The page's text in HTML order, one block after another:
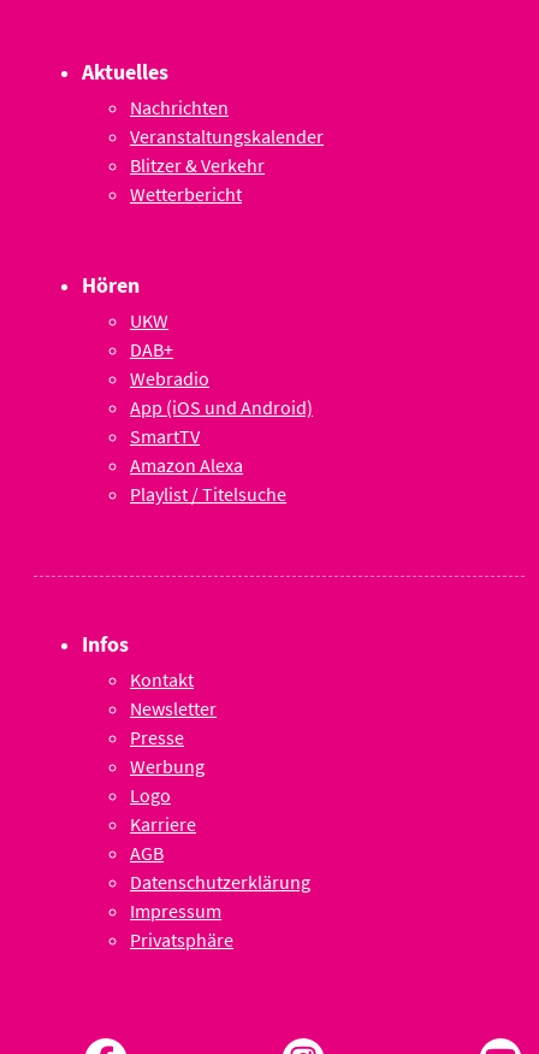
Aktuelles
Nachrichten
Veranstaltungskalender
Blitzer & Verkehr
Wetterbericht
Hören
UKW
DAB+
Webradio
App (iOS und Android)
SmartTV
Amazon Alexa
Playlist / Titelsuche
Infos
Kontakt
Newsletter
Presse
Werbung
Logo
Karriere
AGB
Datenschutzerklärung
Impressum
Privatsphäre